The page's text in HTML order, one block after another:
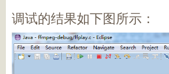
调试的结果如下图所示：